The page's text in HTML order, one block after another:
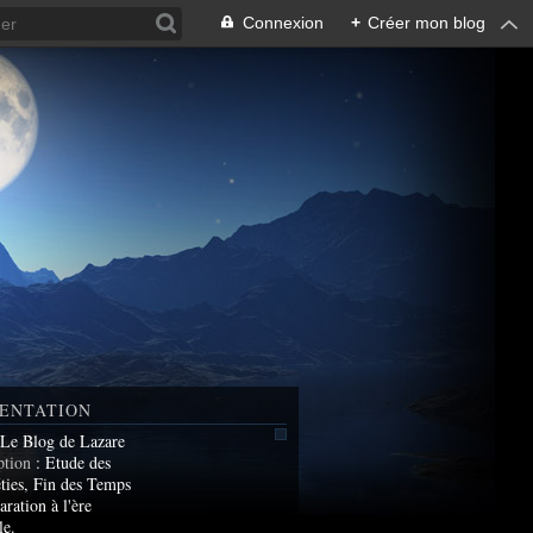
Connexion + Créer mon blog
Blog de Lazare
: Etude des
Fin des Temps
à l'ère